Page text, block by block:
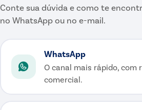
Conte sua dúvida e como te
no WhatsApp ou no e-mail.
WhatsApp
O canal mais rápido, com
comercial.